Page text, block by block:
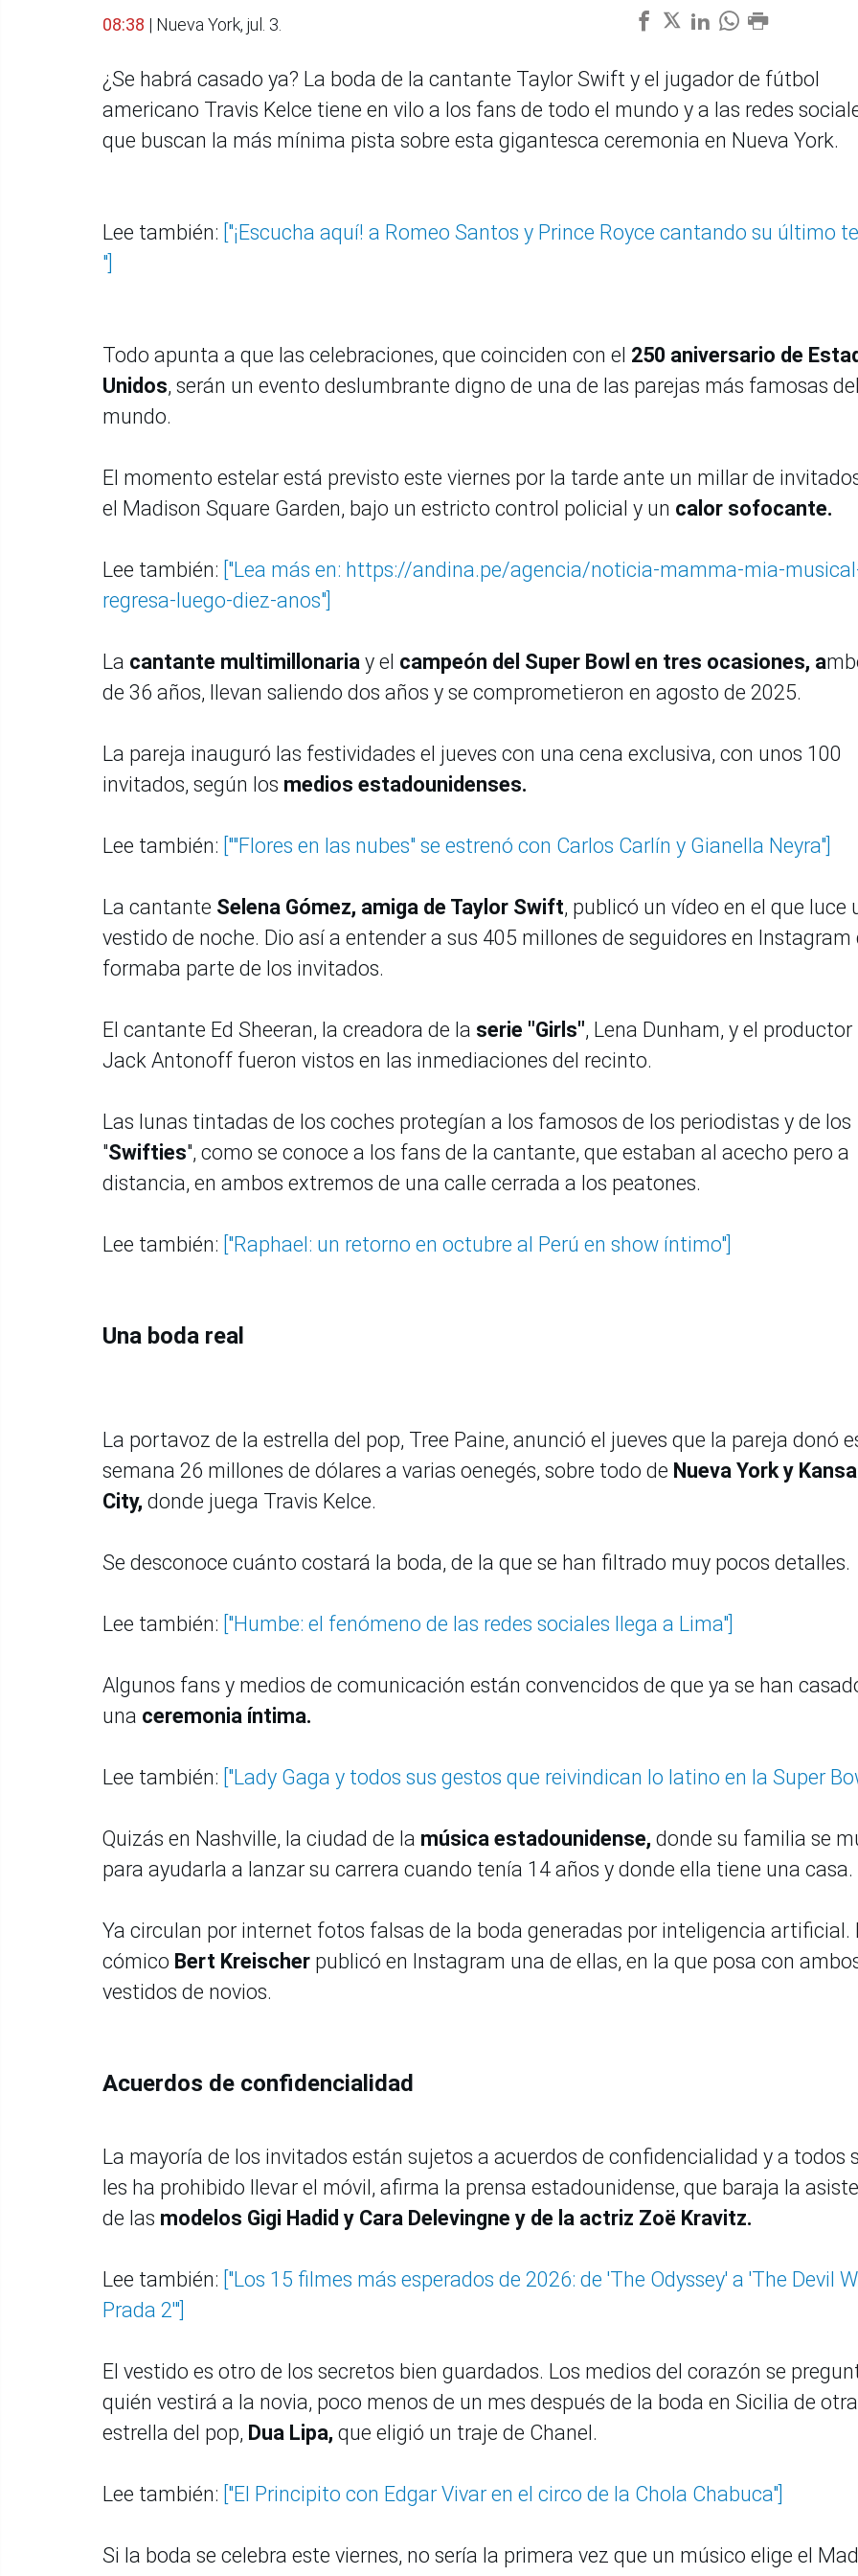
08:38 | Nueva York, jul. 3.
¿Se habrá casado ya? La boda de la cantante Taylor Swift y el jugador de fútbol
americano Travis Kelce tiene en vilo a los fans de todo el mundo y a las redes
que buscan la más mínima pista sobre esta gigantesca ceremonia en Nueva York.
Lee también: ["¡Escucha aquí! a Romeo Santos y Prince Royce cantando su último
"]
Todo apunta a que las celebraciones, que coinciden con el 250 aniversario de
Unidos, serán un evento deslumbrante digno de una de las parejas más famosas del
mundo.
El momento estelar está previsto este viernes por la tarde ante un millar de
el Madison Square Garden, bajo un estricto control policial y un calor sofocante.
Lee también: ["Lea más en: https://andina.pe/agencia/noticia-mamma-mia-
regresa-luego-diez-anos"]
La cantante multimillonaria y el campeón del Super Bowl en tres ocasiones, a
de 36 años, llevan saliendo dos años y se comprometieron en agosto de 2025.
La pareja inauguró las festividades el jueves con una cena exclusiva, con unos 100
invitados, según los medios estadounidenses.
Lee también: [""Flores en las nubes" se estrenó con Carlos Carlín y Gianella Neyra"]
La cantante Selena Gómez, amiga de Taylor Swift, publicó un vídeo en el que luce
vestido de noche. Dio así a entender a sus 405 millones de seguidores en Instagram
formaba parte de los invitados.
El cantante Ed Sheeran, la creadora de la serie "Girls", Lena Dunham, y el productor
Jack Antonoff fueron vistos en las inmediaciones del recinto.
Las lunas tintadas de los coches protegían a los famosos de los periodistas y de los
"Swifties", como se conoce a los fans de la cantante, que estaban al acecho pero a
distancia, en ambos extremos de una calle cerrada a los peatones.
Lee también: ["Raphael: un retorno en octubre al Perú en show íntimo"]
Una boda real
La portavoz de la estrella del pop, Tree Paine, anunció el jueves que la pareja donó
semana 26 millones de dólares a varias oenegés, sobre todo de Nueva York y
City, donde juega Travis Kelce.
Se desconoce cuánto costará la boda, de la que se han filtrado muy pocos detalles.
Lee también: ["Humbe: el fenómeno de las redes sociales llega a Lima"]
Algunos fans y medios de comunicación están convencidos de que ya se han
una ceremonia íntima.
Lee también: ["Lady Gaga y todos sus gestos que reivindican lo latino en la Super
Quizás en Nashville, la ciudad de la música estadounidense, donde su familia se
para ayudarla a lanzar su carrera cuando tenía 14 años y donde ella tiene una casa.
Ya circulan por internet fotos falsas de la boda generadas por inteligencia artificial.
cómico Bert Kreischer publicó en Instagram una de ellas, en la que posa con
vestidos de novios.
Acuerdos de confidencialidad
La mayoría de los invitados están sujetos a acuerdos de confidencialidad y a todos
les ha prohibido llevar el móvil, afirma la prensa estadounidense, que baraja la
de las modelos Gigi Hadid y Cara Delevingne y de la actriz Zoë Kravitz.
Lee también: ["Los 15 filmes más esperados de 2026: de 'The Odyssey' a 'The Devil
Prada 2'"]
El vestido es otro de los secretos bien guardados. Los medios del corazón se
quién vestirá a la novia, poco menos de un mes después de la boda en Sicilia de otra
estrella del pop, Dua Lipa, que eligió un traje de Chanel.
Lee también: ["El Principito con Edgar Vivar en el circo de la Chola Chabuca"]
Si la boda se celebra este viernes, no sería la primera vez que un músico elige el